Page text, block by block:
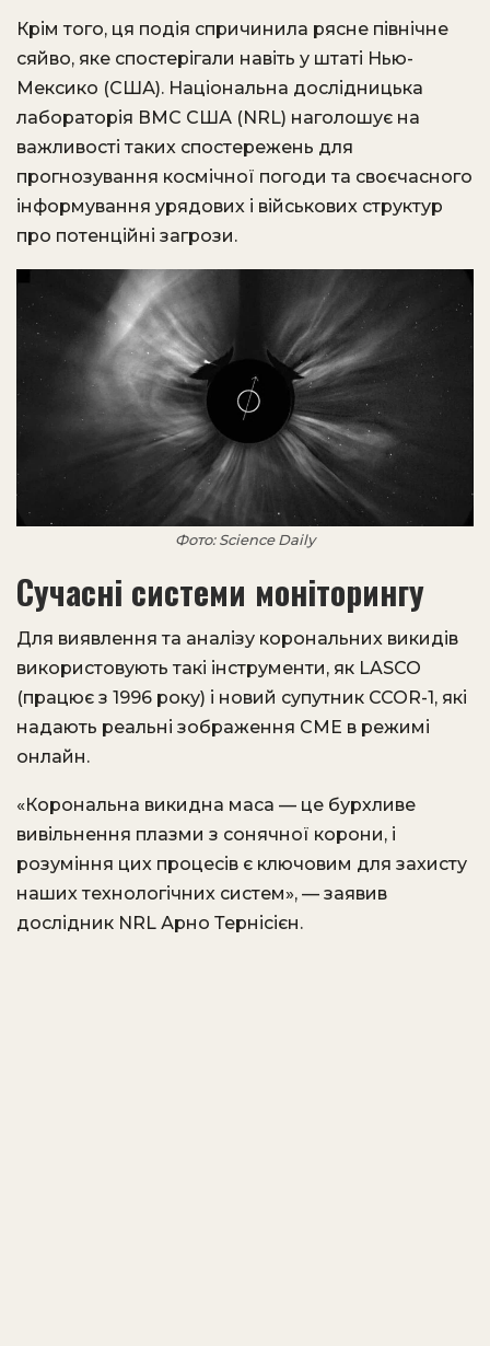
Крім того, ця подія спричинила рясне північне
сяйво, яке спостерігали навіть у штаті Нью-
Мексико (США). Національна дослідницька
лабораторія ВМС США (NRL) наголошує на
важливості таких спостережень для
прогнозування космічної погоди та своєчасного
інформування урядових і військових структур
про потенційні загрози.
Фото: Science Daily
Сучасні системи моніторингу
Для виявлення та аналізу корональних викидів
використовують такі інструменти, як LASCO
(працює з 1996 року) і новий супутник CCOR-1, які
надають реальні зображення CME в режимі
онлайн.
«Корональна викидна маса — це бурхливе
вивільнення плазми з сонячної корони, і
розуміння цих процесів є ключовим для захисту
наших технологічних систем», — заявив
дослідник NRL Арно Тернісієн.